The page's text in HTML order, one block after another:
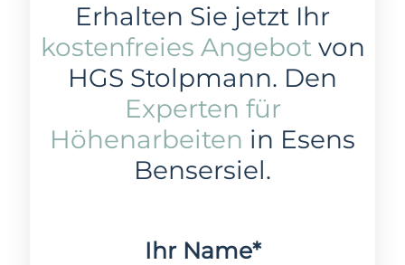
Erhalten Sie jetzt Ihr
kostenfreies Angebotvon
HGS Stolpmann. Den
Experten für
Höhenarbeiten in Esens
Bensersiel.
Ihr Name*